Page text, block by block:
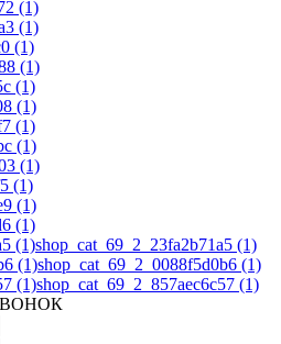
shop_cat_69_2_23fa2b71a5 (1)
shop_cat_69_2_0088f5d0b6 (1)
shop_cat_69_2_857aec6c57 (1)